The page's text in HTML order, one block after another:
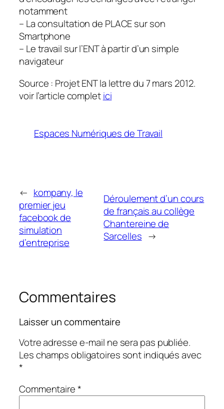
notamment
– La consultation de PLACE sur son
Smartphone
– Le travail sur l’ENT à partir d’un simple
navigateur
Source : Projet ENT la lettre du 7 mars 2012.
voir l’article completici
Espaces Numériques de Travail
← kompany, le
premier jeu
facebook de
simulation
d’entreprise
Déroulement d’un cours
de français au collège
Chantereine de
Sarcelles →
Commentaires
Laisser un commentaire
Votre adresse e-mail ne sera pas publiée.
Les champs obligatoires sont indiqués avec
*
Commentaire*